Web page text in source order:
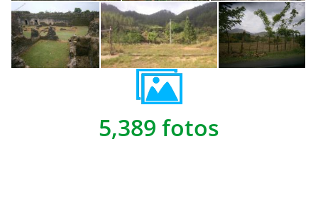
5,389 fotos